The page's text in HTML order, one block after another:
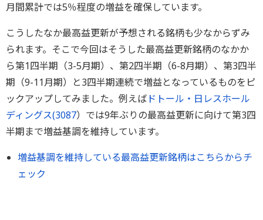
月間累計では5％程度の増益を確保しています。
こうしたなか最高益更新が予想される銘柄も少なからずみ
られます。そこで今回はそうした最高益更新銘柄のなかか
ら第1四半期（3-5月期）、第2四半期（6-8月期）、第3四半
期（9-11月期）と3四半期連続で増益となっているものをピ
ックアップしてみました。例えばドトール・日レスホール
ディングス(3087）では9年ぶりの最高益更新に向けて第3四
半期まで増益基調を維持しています。
増益基調を維持している最高益更新銘柄はこちらからチ
ェック